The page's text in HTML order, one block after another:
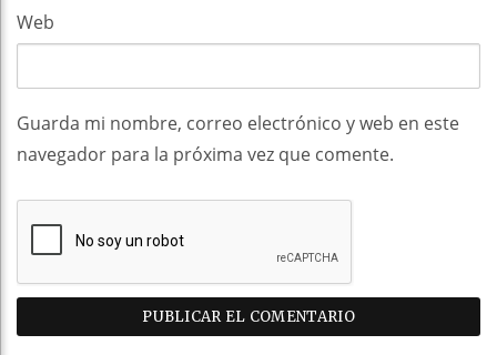
Web
Guarda mi nombre, correo electrónico y web en este
navegador para la próxima vez que comente.